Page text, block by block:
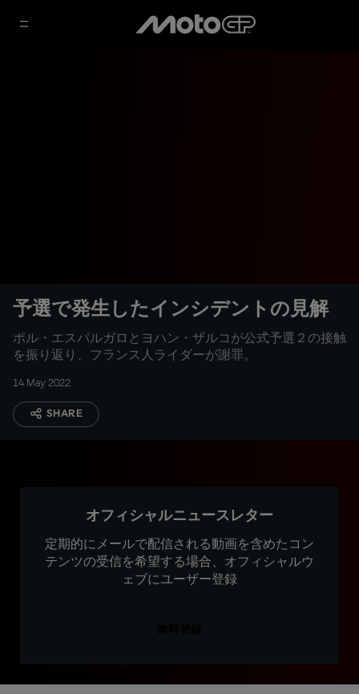
予選で発生したインシデントの見解
ポル・エスパルガロとヨハン・ザルコが公式予選２の接触
を振り返り、フランス人ライダーが謝罪。
14 May 2022
SHARE
オフィシャルニュースレター
定期的にメールで配信される動画を含めたコン
テンツの受信を希望する場合、オフィシャルウ
ェブにユーザー登録